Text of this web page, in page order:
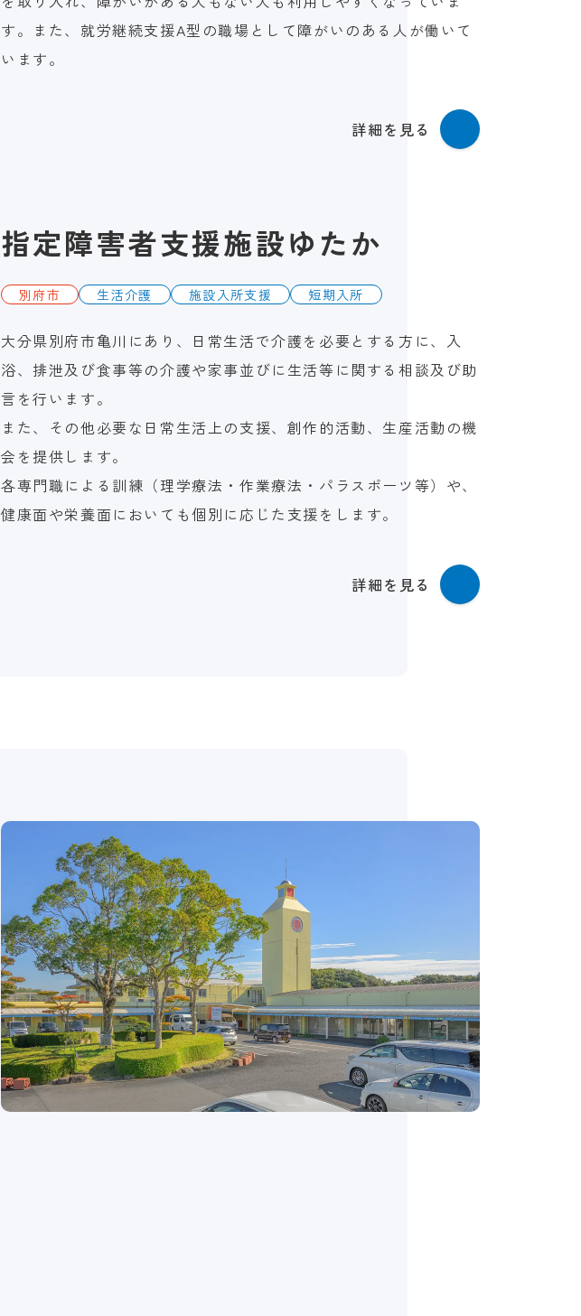
す。また、就労継続支援A型の職場として障がいのある人が働いて
います。
詳細を見る
指定障害者支援施設ゆたか
別府市 生活介護 施設入所支援 短期入所
大分県別府市亀川にあり、日常生活で介護を必要とする方に、入
浴、排泄及び食事等の介護や家事並びに生活等に関する相談及び助
言を行います。
また、その他必要な日常生活上の支援、創作的活動、生産活動の機
会を提供します。
各専門職による訓練（理学療法・作業療法・パラスポーツ等）や、
健康面や栄養面においても個別に応じた支援をします。
詳細を見る